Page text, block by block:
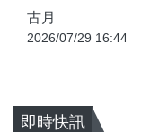
美麗與社會責任
古月
2026/07/29 16:44
即時快訊